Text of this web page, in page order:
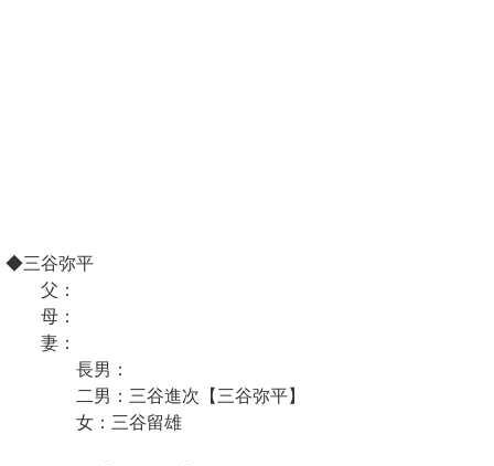
◆三谷弥平
父：
母：
妻：
長男：
二男：三谷進次【三谷弥平】
女：三谷留雄